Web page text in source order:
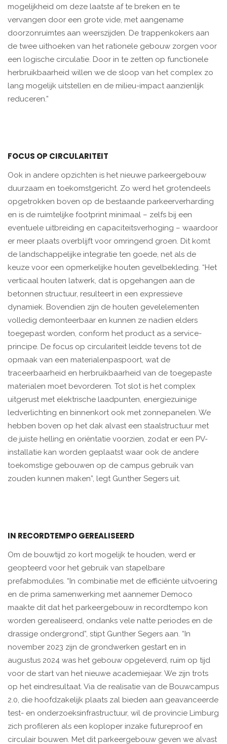
mogelijkheid om deze laatste af te breken en te
vervangen door een grote vide, met aangename
doorzonruimtes aan weerszijden. De trappenkokers aan
de twee uithoeken van het rationele gebouw zorgen voor
een logische circulatie. Door in te zetten op functionele
herbruikbaarheid willen we de sloop van het complex zo
lang mogelijk uitstellen en de milieu-impact aanzienlijk
reduceren.”
FOCUS OP CIRCULARITEIT
Ook in andere opzichten is het nieuwe parkeergebouw
duurzaam en toekomstgericht. Zo werd het grotendeels
opgetrokken boven op de bestaande parkeerverharding
en is de ruimtelijke footprint minimaal – zelfs bij een
eventuele uitbreiding en capaciteitsverhoging – waardoor
er meer plaats overblijft voor omringend groen. Dit komt
de landschappelijke integratie ten goede, net als de
keuze voor een opmerkelijke houten gevelbekleding. “Het
verticaal houten latwerk, dat is opgehangen aan de
betonnen structuur, resulteert in een expressieve
dynamiek. Bovendien zijn de houten gevelelementen
volledig demonteerbaar en kunnen ze nadien elders
toegepast worden, conform het product as a service-
principe. De focus op circulariteit leidde tevens tot de
opmaak van een materialenpaspoort, wat de
traceerbaarheid en herbruikbaarheid van de toegepaste
materialen moet bevorderen. Tot slot is het complex
uitgerust met elektrische laadpunten, energiezuinige
ledverlichting en binnenkort ook met zonnepanelen. We
hebben boven op het dak alvast een staalstructuur met
de juiste helling en oriëntatie voorzien, zodat er een PV-
installatie kan worden geplaatst waar ook de andere
toekomstige gebouwen op de campus gebruik van
zouden kunnen maken”, legt Gunther Segers uit.
IN RECORDTEMPO GEREALISEERD
Om de bouwtijd zo kort mogelijk te houden, werd er
geopteerd voor het gebruik van stapelbare
prefabmodules. “In combinatie met de efficiënte uitvoering
en de prima samenwerking met aannemer Democo
maakte dit dat het parkeergebouw in recordtempo kon
worden gerealiseerd, ondanks vele natte periodes en de
drassige ondergrond”, stipt Gunther Segers aan. “In
november 2023 zijn de grondwerken gestart en in
augustus 2024 was het gebouw opgeleverd, ruim op tijd
voor de start van het nieuwe academiejaar. We zijn trots
op het eindresultaat. Via de realisatie van de Bouwcampus
2.0, die hoofdzakelijk plaats zal bieden aan geavanceerde
test- en onderzoeksinfrastructuur, wil de provincie Limburg
zich profileren als een koploper inzake futureproof en
circulair bouwen. Met dit parkeergebouw geven we alvast